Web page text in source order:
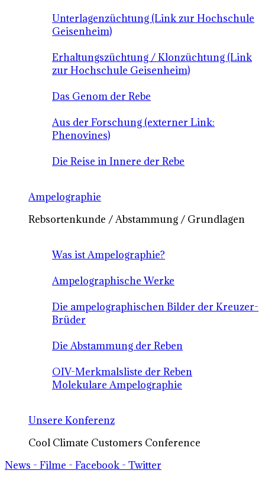
Unterlagenzüchtung (Link zur Hochschule
Geisenheim)
Erhaltungszüchtung / Klonzüchtung (Link
zur Hochschule Geisenheim)
Das Genom der Rebe
Aus der Forschung (externer Link:
Phenovines)
Die Reise in Innere der Rebe
Ampelographie
Rebsortenkunde / Abstammung / Grundlagen
Was ist Ampelographie?
Ampelographische Werke
Die ampelographischen Bilder der Kreuzer-
Brüder
Die Abstammung der Reben
OIV-Merkmalsliste der Reben
Molekulare Ampelographie
Unsere Konferenz
Cool Climate Customers Conference
News - Filme - Facebook - Twitter